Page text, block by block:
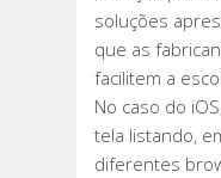
soluções
que as
facilitem a
No caso do
tela listando,
diferentes